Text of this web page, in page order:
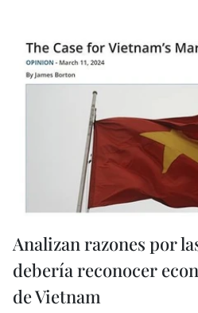
Analizan razones por
debería reconocer
de Vietnam